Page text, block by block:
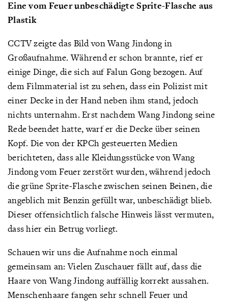
Eine vom Feuer unbeschädigte Sprite-Flasche aus
Plastik
CCTV zeigte das Bild von Wang Jindong in
Großaufnahme. Während er schon brannte, rief er
einige Dinge, die sich auf Falun Gong bezogen. Auf
dem Filmmaterial ist zu sehen, dass ein Polizist mit
einer Decke in der Hand neben ihm stand, jedoch
nichts unternahm. Erst nachdem Wang Jindong seine
Rede beendet hatte, warf er die Decke über seinen
Kopf. Die von der KPCh gesteuerten Medien
berichteten, dass alle Kleidungsstücke von Wang
Jindong vom Feuer zerstört wurden, während jedoch
die grüne Sprite-Flasche zwischen seinen Beinen, die
angeblich mit Benzin gefüllt war, unbeschädigt blieb.
Dieser offensichtlich falsche Hinweis lässt vermuten,
dass hier ein Betrug vorliegt.
Schauen wir uns die Aufnahme noch einmal
gemeinsam an: Vielen Zuschauer fällt auf, dass die
Haare von Wang Jindong auffällig korrekt aussahen.
Menschenhaare fangen sehr schnell Feuer und